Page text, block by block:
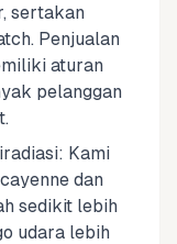
sertakan
Penjualan
aturan
pelanggan
Kami
dan
sedikit lebih
udara lebih